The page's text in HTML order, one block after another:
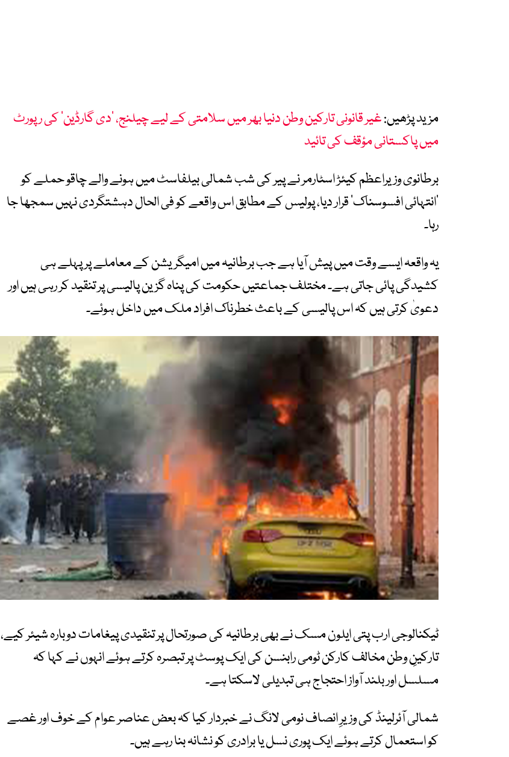
مزید پڑھیں:غیر قانونی تارکین وطن دنیا بھر میں سلامتی کے لیے چیلنج، ’دی گارڈین‘ کی رپورٹ
میں پاکستانی مؤقف کی تائید
برطانوی وزیراعظم کیئڑ اسٹارمر نے پیر کی شب شمالی بیلفاسٹ میں ہونے والے چاقو حملے کو
’انتہائی افسوسناک‘ قرار دیا، پولیس کے مطابق اس واقعے کو فی الحال دہشتگردی نہیں سمجھا جا
رہا۔
یہ واقعہ ایسے وقت میں پیش آیا ہے جب برطانیہ میں امیگریشن کے معاملے پر پہلے ہی
کشیدگی پائی جاتی ہے۔ مختلف جماعتیں حکومت کی پناہ گزین پالیسی پر تنقید کر رہی ہیں اور
دعویٰ کرتی ہیں کہ اس پالیسی کے باعث خطرناک افراد ملک میں داخل ہوئے۔
ٹیکنالوجی ارب پتی ایلون مسک نے بھی برطانیہ کی صورتحال پر تنقیدی پیغامات دوبارہ شیئر کیے،
تارکینِ وطن مخالف کارکن ٹومی رابنسن کی ایک پوسٹ پر تبصرہ کرتے ہوئے انہوں نے کہا کہ
مسلسل اور بلند آواز احتجاج ہی تبدیلی لاسکتا ہے۔
شمالی آئرلینڈ کی وزیرِ انصاف نومی لانگ نے خبردار کیا کہ بعض عناصر عوام کے خوف اور غصے
کو استعمال کرتے ہوئے ایک پوری نسل یا برادری کو نشانہ بنا رہے ہیں۔